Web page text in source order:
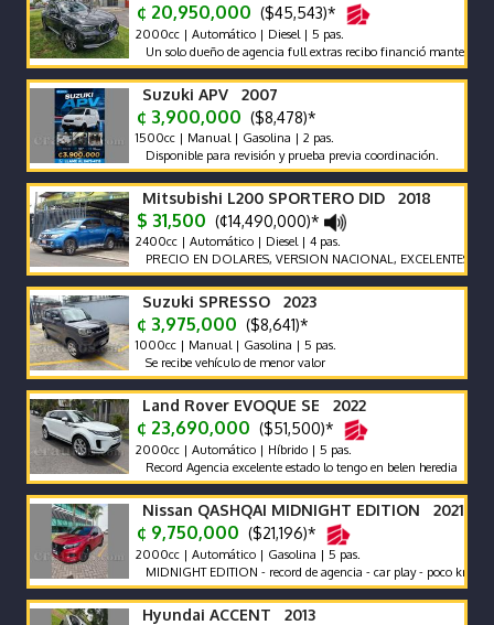
¢ 20,950,000 ($45,543)*
2000cc | Automático | Diesel | 5 pas.
Un solo dueño de agencia full extras recibo financió mantenimiento
Suzuki APV 2007
¢ 3,900,000 ($8,478)*
1500cc | Manual | Gasolina | 2 pas.
Disponible para revisión y prueba previa coordinación.
Mitsubishi L200 SPORTERO DID 2018
$ 31,500 (¢14,490,000)*
2400cc | Automático | Diesel | 4 pas.
PRECIO EN DOLARES, VERSION NACIONAL, EXCELENTES
Suzuki SPRESSO 2023
¢ 3,975,000 ($8,641)*
1000cc | Manual | Gasolina | 5 pas.
Se recibe vehículo de menor valor
Land Rover EVOQUE SE 2022
¢ 23,690,000 ($51,500)*
2000cc | Automático | Híbrido | 5 pas.
Record Agencia excelente estado lo tengo en belen heredia
Nissan QASHQAI MIDNIGHT EDITION 2021
¢ 9,750,000 ($21,196)*
2000cc | Automático | Gasolina | 5 pas.
MIDNIGHT EDITION - record de agencia - car play - poco km un solo
Hyundai ACCENT 2013